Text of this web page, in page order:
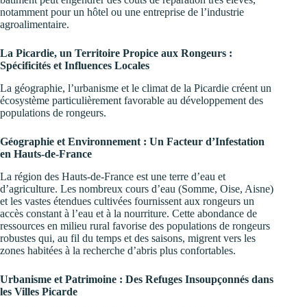
notamment pour un hôtel ou une entreprise de l’industrie
agroalimentaire.
La Picardie, un Territoire Propice aux Rongeurs :
Spécificités et Influences Locales
La géographie, l’urbanisme et le climat de la Picardie créent un
écosystème particulièrement favorable au développement des
populations de rongeurs.
Géographie et Environnement : Un Facteur d’Infestation
en Hauts-de-France
La région des Hauts-de-France est une terre d’eau et
d’agriculture. Les nombreux cours d’eau (Somme, Oise, Aisne)
et les vastes étendues cultivées fournissent aux rongeurs un
accès constant à l’eau et à la nourriture. Cette abondance de
ressources en milieu rural favorise des populations de rongeurs
robustes qui, au fil du temps et des saisons, migrent vers les
zones habitées à la recherche d’abris plus confortables.
Urbanisme et Patrimoine : Des Refuges Insoupçonnés dans
les Villes Picarde